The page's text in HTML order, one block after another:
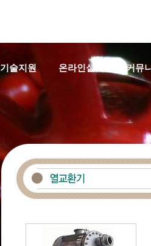
기술지원 온라인실적 커뮤